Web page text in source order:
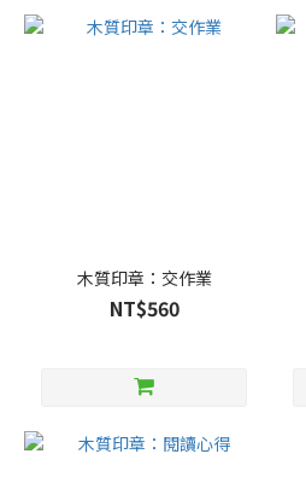
木質印章：交作業
NT$560